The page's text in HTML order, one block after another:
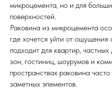
микроцемента, но и для
поверхностей.
Раковина из микроцемента
где хочется уйти от
подходит для квартир,
зон, гостиниц, шоурумов и
пространствах раковина
заметных элементов.